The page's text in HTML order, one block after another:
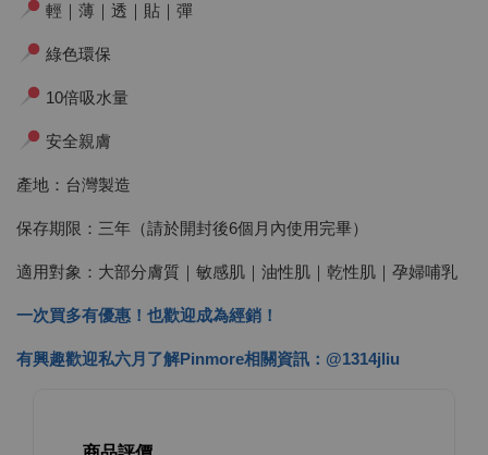
輕｜薄｜透｜貼｜彈
綠色環保
10倍吸水量
安全親膚
產地：台灣製造
保存期限：三年（請於開封後6個月內使用完畢）
適用對象：大部分膚質｜敏感肌｜油性肌｜乾性肌｜孕婦哺乳
一次買多有優惠！也歡迎成為經銷！
有興趣歡迎私六月了解Pinmore相關資訊：@1314jliu